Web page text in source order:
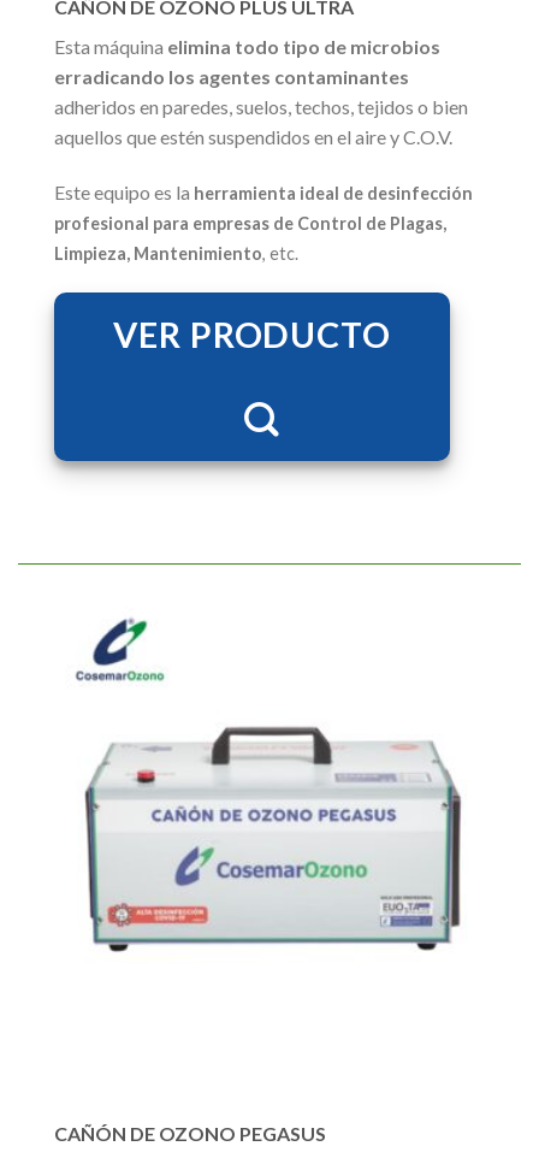
CAÑÓN DE OZONO PLUS ULTRA
Esta máquina elimina todo tipo de microbios
erradicando los agentes contaminantes
adheridos en paredes, suelos, techos, tejidos o bien
aquellos que estén suspendidos en el aire y C.O.V.
Este equipo es la herramienta ideal de desinfección
profesional para empresas de Control de Plagas,
Limpieza, Mantenimiento, etc.
VER PRODUCTO
CAÑÓN DE OZONO PEGASUS